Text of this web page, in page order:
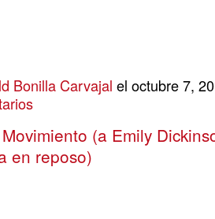
Bonilla Carvajal el octubre 7,
(a Emily
en reposo)